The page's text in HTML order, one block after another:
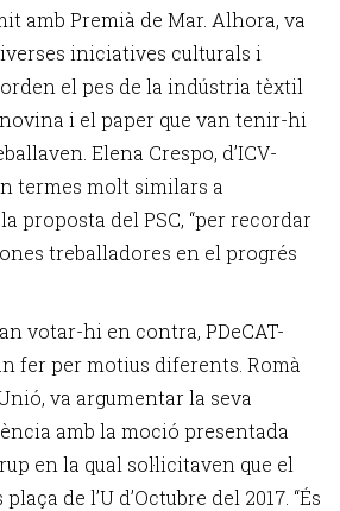
amb Premià de Mar. Alhora, va
iniciatives culturals i
el pes de la indústria tèxtil
i el paper que van tenir-hi
Elena Crespo, d’ICV-
termes molt similars a
proposta del PSC, “per recordar
treballadores en el progrés
votar-hi en contra, PDeCAT-
fer per motius diferents. Romà
va argumentar la seva
amb la moció presentada
en la qual sol·licitaven que el
de l’U d’Octubre del 2017. “És